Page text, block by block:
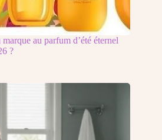
au parfum d’été éternel
?